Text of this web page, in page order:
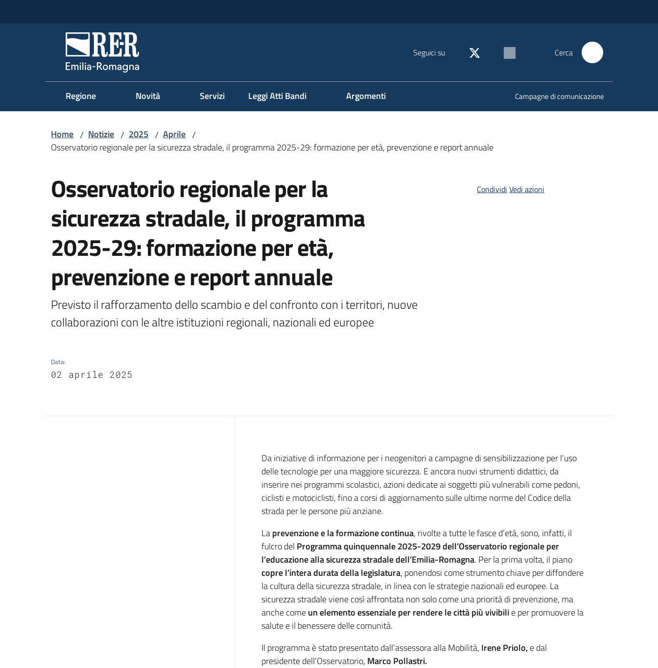
Regione Emilia-Romagna Seguici su Cerca
Regione Novità Servizi Leggi Atti Bandi Argomenti Campagne di comunicazione
Home / Notizie / 2025 / Aprile /
Osservatorio regionale per la sicurezza stradale, il programma 2025-29: formazione per età, prevenzione e report annuale
Osservatorio regionale per la
sicurezza stradale, il programma
2025-29: formazione per età,
prevenzione e report annuale
Previsto il rafforzamento dello scambio e del confronto con i territori, nuove
collaborazioni con le altre istituzioni regionali, nazionali ed europee
Data:
02 aprile 2025
Condividi Vedi azioni
Introduzione
Da iniziative di informazione per i neogenitori a campagne di sensibilizzazione per l’uso
delle tecnologie per una maggiore sicurezza. E ancora nuovi strumenti didattici, da
inserire nei programmi scolastici, azioni dedicate ai soggetti più vulnerabili come pedoni,
ciclisti e motociclisti, fino a corsi di aggiornamento sulle ultime norme del Codice della
strada per le persone più anziane.
Laprevenzione e la formazione continua, rivolte a tutte le fasce d’età, sono, infatti, il
fulcro del Programma quinquennale 2025-2029 dell’Osservatorio regionale per
l’educazione alla sicurezza stradale dell’Emilia-Romagna. Per la prima volta, il piano
copre l’intera durata della legislatura, ponendosi come strumento chiave per diffondere
la cultura della sicurezza stradale, in linea con le strategie nazionali ed europee. La
sicurezza stradale viene così affrontata non solo come una priorità di prevenzione, ma
anche comeun elemento essenziale per rendere le città più vivibilie per promuovere la
salute e il benessere delle comunità.
Il programma è stato presentato dall’assessora alla Mobilità, Irene Priolo,e dal
presidente dell’Osservatorio, Marco Pollastri.